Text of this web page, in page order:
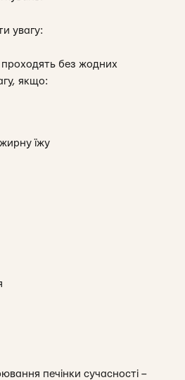
увагу:
без жодних
якщо:
їжу
печінки сучасності –